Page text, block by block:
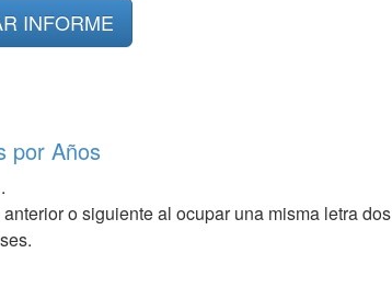
INFORME
por Años
.
o siguiente al ocupar una misma letra dos